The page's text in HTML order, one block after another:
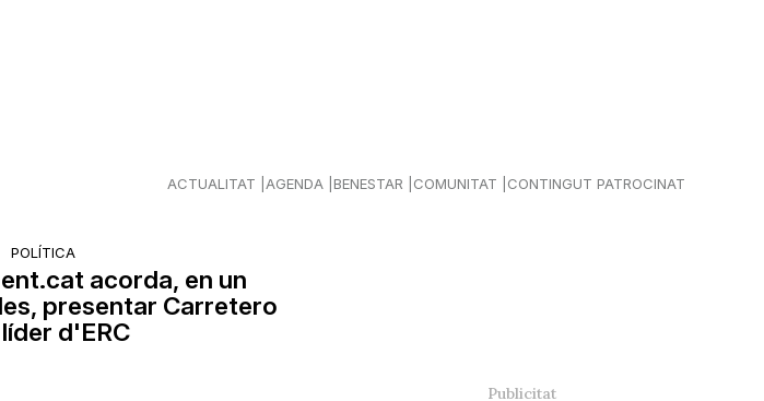
ACTUALITAT AGENDA BENESTAR COMUNITAT CONTINGUT PATROCINAT
POLÍTICA
acorda, en un
presentar Carretero
d'ERC